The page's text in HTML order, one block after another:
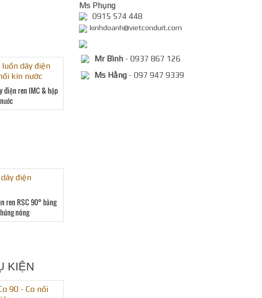
điện ren IMC & hộp
ren RSC 90° bằng
nóng
KIỆN
Ms Phụng
0915 574 448
kinhdoanh@vietconduit.com
Mr Bình - 0937 867 126
Ms Hằng - 097 947 9339